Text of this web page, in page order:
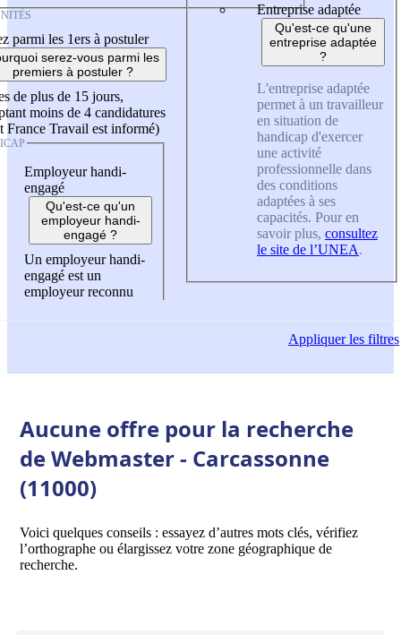
parmi les 1ers à postuler
serez-vous parmi les
premiers à postuler ?
de plus de 15 jours,
moins de 4 candidatures
France Travail est informé)
Employeur handi-
engagé
Qu'est-ce qu'un
employeur handi-
engagé ?
Un employeur handi-
engagé est un
employeur reconnu
Entreprise adaptée
Qu'est-ce qu'une
entreprise adaptée
?
L'entreprise adaptée
permet à un travailleur
en situation de
handicap d'exercer
une activité
professionnelle dans
des conditions
adaptées à ses
capacités. Pour en
savoir plus, consultez
le site de l’UNEA.
Appliquerles filtres
Aucune offre pour la recherche
de Webmaster - Carcassonne
(11000)
Voici quelques conseils : essayez d’autres mots clés, vérifiez
l’orthographe ou élargissez votre zone géographique de
recherche.